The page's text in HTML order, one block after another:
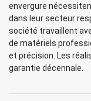
envergure
dans leur secteur
société travaillent
de matériels
et précision. Les
garantie décennale.